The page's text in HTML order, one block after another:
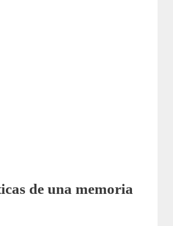
de una memoria